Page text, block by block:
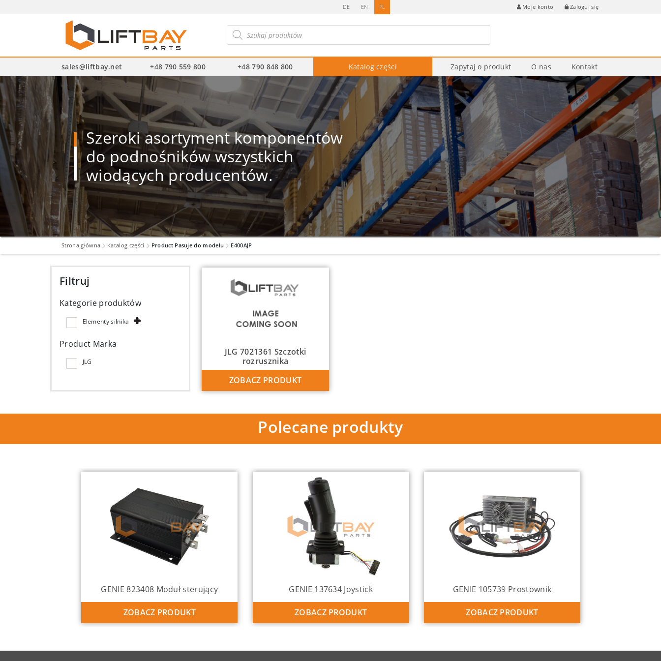
DE EN PL Moje konto Zaloguj się
produktów
sales@liftbay.net +48 790 559 800 +48 790 848 800 Katalog części Zapytaj o produkt O nas Kontakt
Szeroki asortyment komponentów
do podnośników wszystkich
wiodących producentów.
Strona główna Katalog części Product Pasuje do modelu E400AJP
Filtruj
Kategorie produktów
Elementy silnika
Product Marka
JLG
JLG 7021361 Szczotki
rozrusznika
ZOBACZ PRODUKT
Polecane produkty
GENIE 823408 Moduł sterujący
ZOBACZ PRODUKT
GENIE 137634 Joystick
ZOBACZ PRODUKT
GENIE 105739 Prostownik
ZOBACZ PRODUKT